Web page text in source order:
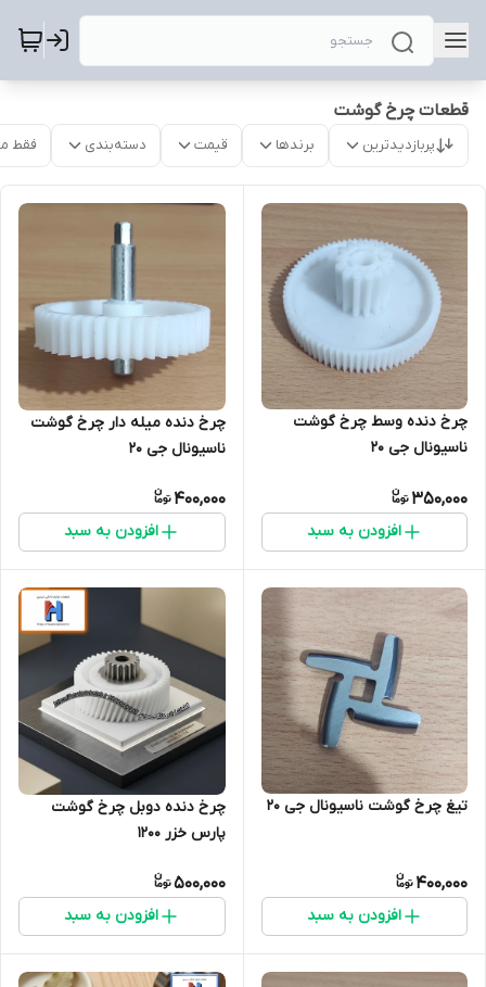
قطعات چرخ گوشت
پربازدیدترین برندها قیمت دسته‌بندی فقط
چرخ دنده وسط چرخ گوشت
ناسیونال جی 20
350,000
افزودن به سبد
چرخ دنده میله دار چرخ گوشت
ناسیونال جی 20
400,000
افزودن به سبد
تیغ چرخ گوشت ناسیونال جی 20
400,000
افزودن به سبد
چرخ دنده دوبل چرخ گوشت
پارس خزر 1200
500,000
افزودن به سبد